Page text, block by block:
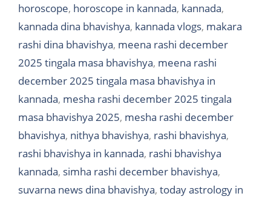
horoscope, horoscope in kannada, kannada,
kannada dina bhavishya, kannada vlogs, makara
rashi dina bhavishya, meena rashi december
2025 tingala masa bhavishya, meena rashi
december 2025 tingala masa bhavishya in
kannada, mesha rashi december 2025 tingala
masa bhavishya 2025, mesha rashi december
bhavishya, nithya bhavishya, rashi bhavishya,
rashi bhavishya in kannada, rashi bhavishya
kannada, simha rashi december bhavishya,
suvarna news dina bhavishya, today astrology in